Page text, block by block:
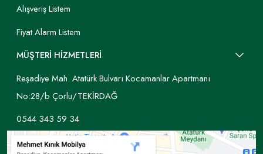
Alışveriş Listem
Fiyat Alarm Listem
MÜŞTERİ HİZMETLERİ
Reşadiye Mah. Atatürk Bulvarı Kocamanlar Apartmanı
No:28/b Çorlu/TEKİRDAĞ
0544 343 59 34